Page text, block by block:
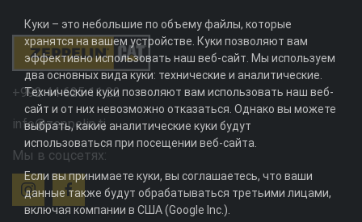
+992 44 625 11 22
info@zeppelin.tj
Мы в соцсетях:
Куки – это небольшие по объему файлы, которые
хранятся на вашем устройстве. Куки позволяют вам
эффективно использовать наш веб-сайт. Мы используем
два основных вида куки: технические и аналитические.
Технические куки позволяют вам использовать наш веб-
сайт и от них невозможно отказаться. Однако вы можете
выбрать, какие аналитические куки будут
использоваться при посещении веб-сайта.
Если вы принимаете куки, вы соглашаетесь, что ваши
данные также будут обрабатываться третьими лицами,
включая компании в США (Google Inc.).